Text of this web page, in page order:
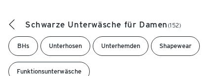
Schwarze Unterwäsche für Damen(152)
BHs Unterhosen Unterhemden Shapewear
Funktionsunterwäsche